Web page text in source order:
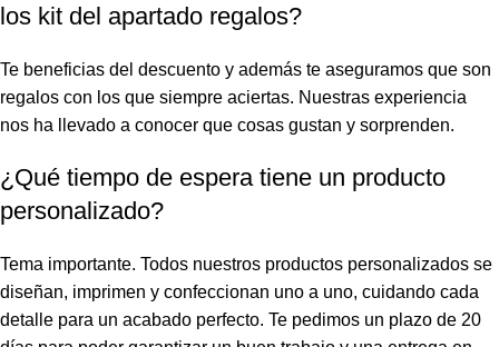
los kit del apartado regalos?
Te beneficias del descuento y además te aseguramos que son
regalos con los que siempre aciertas. Nuestras experiencia
nos ha llevado a conocer que cosas gustan y sorprenden.
¿Qué tiempo de espera tiene un producto
personalizado?
Tema importante. Todos nuestros productos personalizados se
diseñan, imprimen y confeccionan uno a uno, cuidando cada
detalle para un acabado perfecto. Te pedimos un plazo de 20